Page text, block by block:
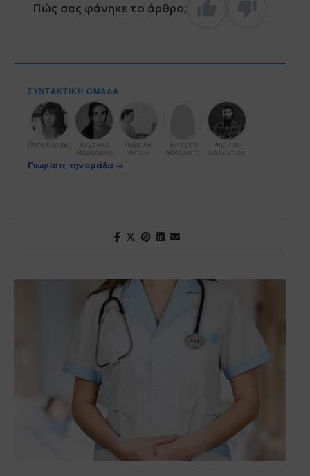
Πώς σας φάνηκε το άρθρο;
ΣΥΝΤΑΚΤΙΚΉ ΟΜΆΔΑ
Πόπη Χαραμή
Αγγελική
Μαργαρίτη
Πάμελα
Λύτρα
Ευτέρπη
Μουζακίτη
Αιμίλιος
Παλάντζας
Γνωρίστε την ομάδα →